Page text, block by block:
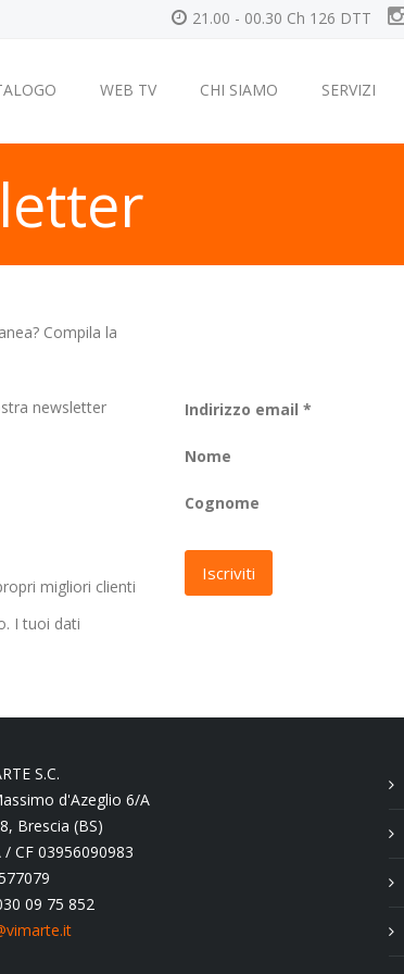
21.00 - 00.30 Ch 126 DTT
WEB TV CHI SIAMO SERVIZI
Compila la
newsletter
migliori clienti
I tuoi dati
Indirizzo email *
Nome
Cognome
S.C.
d'Azeglio 6/A
Brescia (BS)
/ CF 03956090983
09 75 852